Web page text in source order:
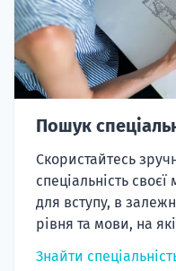
Пошук
Скористайтесь
спеціальність
для вступу, в
рівня та мови, на
Знайти